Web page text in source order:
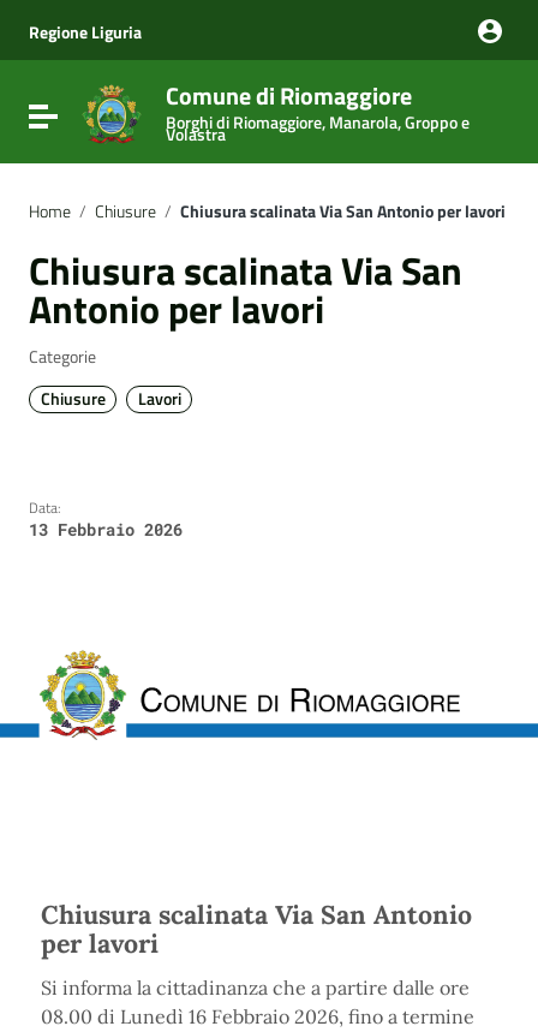
Vai al menu di navigazione
Vai al footer
Regione Liguria
Attiva / disattiva la navigazione
Comune di Riomaggiore
Borghi di Riomaggiore, Manarola, Groppo e
Volastra
Home / Chiusure / Chiusura scalinata Via San Antonio per lavori
Chiusura scalinata Via San
Antonio per lavori
Categorie
Chiusure
Lavori
Data:
13 Febbraio 2026
Chiusura scalinata Via San Antonio
per lavori
Si informa la cittadinanza che a partire dalle ore
08.00 di Lunedì 16 Febbraio 2026, fino a termine